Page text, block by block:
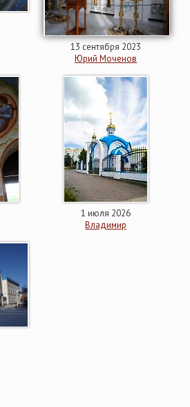
13 сентября 2023
Юрий Моченов
1 июля 2026
Владимир